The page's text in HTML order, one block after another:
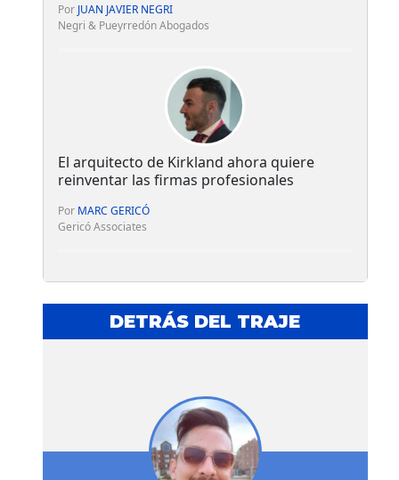
Por JUAN JAVIER NEGRI
Negri & Pueyrredón Abogados
El arquitecto de Kirkland ahora quiere
reinventar las firmas profesionales
Por MARC GERICÓ
Gericó Associates
DETRÁS DEL TRAJE